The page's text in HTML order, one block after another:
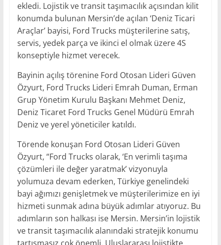
ekledi. Lojistik ve transit taşımacılık açısından kilit
konumda bulunan Mersin’de açılan ‘Deniz Ticari
Araçlar’ bayisi, Ford Trucks müşterilerine satış,
servis, yedek parça ve ikinci el olmak üzere 4S
konseptiyle hizmet verecek.
Bayinin açılış törenine Ford Otosan Lideri Güven
Özyurt, Ford Trucks Lideri Emrah Duman, Erman
Grup Yönetim Kurulu Başkanı Mehmet Deniz,
Deniz Ticaret Ford Trucks Genel Müdürü Emrah
Deniz ve yerel yöneticiler katıldı.
Törende konuşan Ford Otosan Lideri Güven
Özyurt, “Ford Trucks olarak, ‘En verimli taşıma
çözümleri ile değer yaratmak’ vizyonuyla
yolumuza devam ederken, Türkiye genelindeki
bayi ağımızı genişletmek ve müşterilerimize en iyi
hizmeti sunmak adına büyük adımlar atıyoruz. Bu
adımların son halkası ise Mersin. Mersin’in lojistik
ve transit taşımacılık alanındaki stratejik konumu